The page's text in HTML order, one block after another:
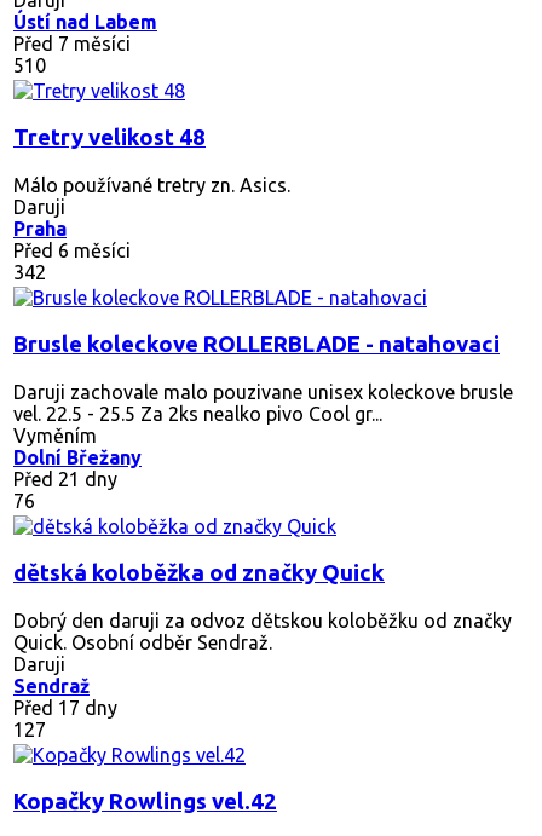
Ústí nad Labem
Před 7 měsíci
510
Tretry velikost 48
Málo používané tretry zn. Asics.
Daruji
Praha
Před 6 měsíci
342
Brusle koleckove ROLLERBLADE - natahovaci
Daruji zachovale malo pouzivane unisex koleckove brusle
vel. 22.5 - 25.5 Za 2ks nealko pivo Cool gr...
Vyměním
Dolní Břežany
Před 21 dny
76
dětská koloběžka od značky Quick
Dobrý den daruji za odvoz dětskou koloběžku od značky
Quick. Osobní odběr Sendraž.
Daruji
Sendraž
Před 17 dny
127
Kopačky Rowlings vel.42